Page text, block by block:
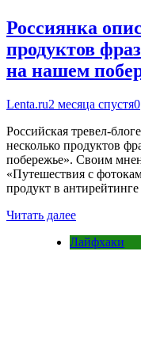
Россиянка
продуктов
на нашем
Lenta.ru2 месяца спустя0
Российская тревел-
несколько продуктов
побережье». Своим
«Путешествия с
продукт в
Читать далее
Лайфхаки